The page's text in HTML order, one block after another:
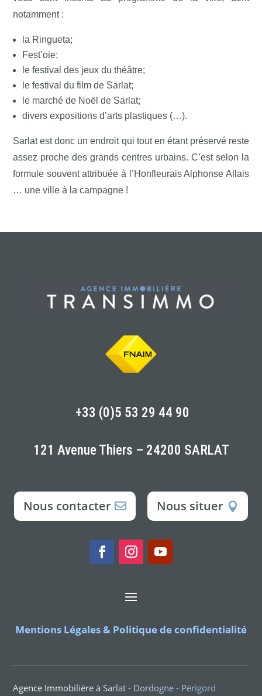
notamment :
la Ringueta;
Fest’oie;
le festival des jeux du théâtre;
le festival du film de Sarlat;
le marché de Noël de Sarlat;
divers expositions d’arts plastiques (…).
Sarlat est donc un endroit qui tout en étant préservé reste
assez proche des grands centres urbains. C’est selon la
formule souvent attribuée à l’Honfleurais Alphonse Allais
… une ville à la campagne !
+33 (0)5 53 29 44 90
121 Avenue Thiers – 24200 SARLAT
Nous contacter Nous situer
Mentions Légales & Politique de confidentialité
Agence Immobilière à Sarlat - Dordogne - Périgord